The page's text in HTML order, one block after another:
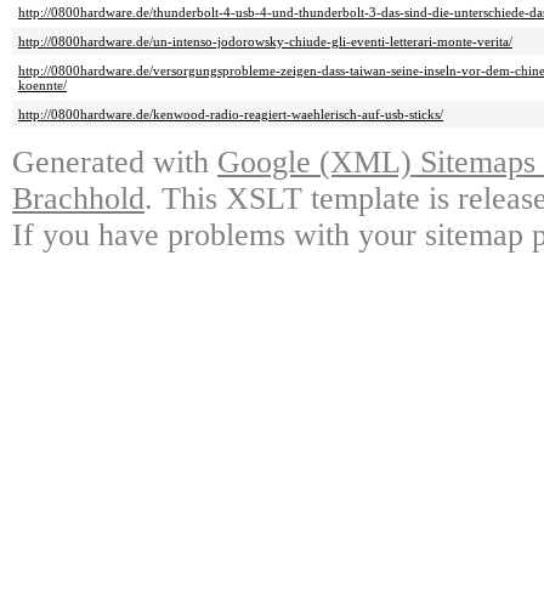
http://0800hardware.de/thunderbolt-4-usb-4-und-thunderbolt-3-das-sind-die-unterschiede-
http://0800hardware.de/un-intenso-jodorowsky-chiude-gli-eventi-letterari-monte-verita/
http://0800hardware.de/versorgungsprobleme-zeigen-dass-taiwan-seine-inseln-vor-dem-
koennte/
http://0800hardware.de/kenwood-radio-reagiert-waehlerisch-auf-usb-sticks/
Generated with Google (XML)
Brachhold. This XSLT template is
If you have problems with your sitemap